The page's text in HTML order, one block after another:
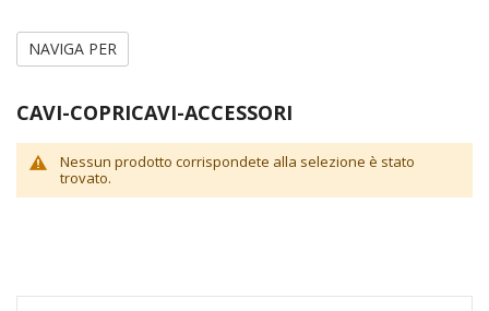
CAVI-COPRICAVI-ACCESSORI
Nessun prodotto corrispondete alla selezione è stato
trovato.
NAVIGA PER